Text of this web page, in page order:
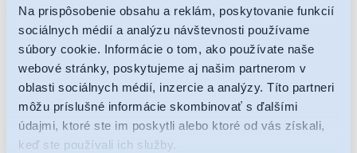
Na prispôsobenie obsahu a reklám, poskytovanie funkcií
sociálnych médií a analýzu návštevnosti používame
súbory cookie. Informácie o tom, ako používate naše
webové stránky, poskytujeme aj našim partnerom v
oblasti sociálnych médií, inzercie a analýzy. Títo partneri
môžu príslušné informácie skombinovať s ďalšími
údajmi, ktoré ste im poskytli alebo ktoré od vás získali,
keď ste používali ich služby.
O projekte
Lokalita
Ponuka bytov
Cenník